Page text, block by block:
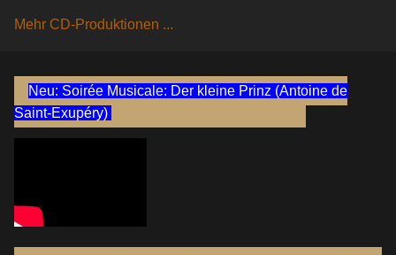
Mehr CD-Produktionen ...
Neu: Soirée Musicale: Der kleine Prinz (Antoine de
Saint-Exupéry)